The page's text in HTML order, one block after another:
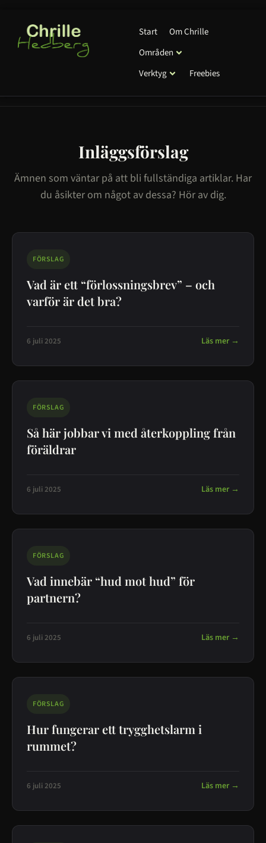
Start
Om Chrille
Områden
Verktyg
Freebies
Inläggsförslag
Ämnen som väntar på att bli fullständiga artiklar. Har
du åsikter om något av dessa? Hör av dig.
FÖRSLAG
Vad är ett “förlossningsbrev” – och
varför är det bra?
6 juli 2025 Läs mer →
FÖRSLAG
Så här jobbar vi med återkoppling från
föräldrar
6 juli 2025 Läs mer →
FÖRSLAG
Vad innebär “hud mot hud” för
partnern?
6 juli 2025 Läs mer →
FÖRSLAG
Hur fungerar ett trygghetslarm i
rummet?
6 juli 2025 Läs mer →